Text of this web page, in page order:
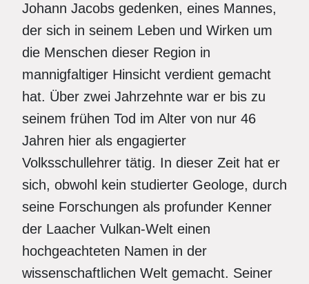
Johann Jacobs gedenken, eines Mannes,
der sich in seinem Leben und Wirken um
die Menschen dieser Region in
mannigfaltiger Hinsicht verdient gemacht
hat. Über zwei Jahrzehnte war er bis zu
seinem frühen Tod im Alter von nur 46
Jahren hier als engagierter
Volksschullehrer tätig. In dieser Zeit hat er
sich, obwohl kein studierter Geologe, durch
seine Forschungen als profunder Kenner
der Laacher Vulkan-Welt einen
hochgeachteten Namen in der
wissenschaftlichen Welt gemacht. Seiner